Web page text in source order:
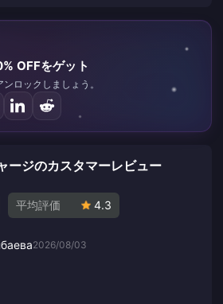
OFFをゲット
ロックしましょう。
ージのカスタマーレビュー
平均評価 4.3
2026/08/03